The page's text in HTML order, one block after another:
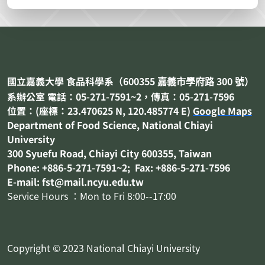
國立嘉義大學 食品科學系（600355 嘉義市學府路300 號）
系辦公室 電話：05-271-7591~2，傳真：05-271-7596
位置：(座標：23.470625 N, 120.485774 E) Google Maps
Department ofFood Science, National Chiayi
University
300 Syuefu Road, Chiayi City 600355, Taiwan
Phone: +886-5-271-7591~2; Fax: +886-5-271-7596
E-mail: fst@mail.ncyu.edu.tw
Service Hours ：Mon to Fri 8:00--17:00
Copyright © 2023 National Chiayi University